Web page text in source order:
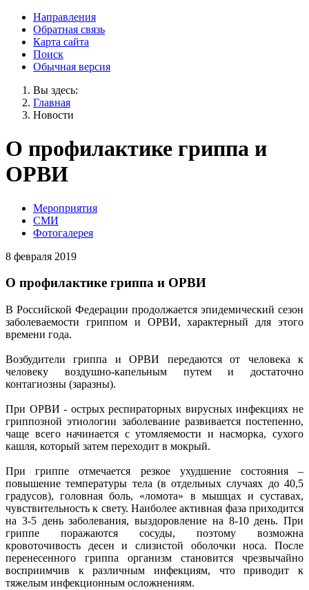
Направления
Обратная связь
Карта сайта
Поиск
Обычная версия
Вы здесь:
Главная
Новости
О профилактике гриппа и
ОРВИ
Мероприятия
СМИ
Фотогалерея
8 февраля 2019
О профилактике гриппа и ОРВИ
В Российской Федерации продолжается эпидемический сезон
заболеваемости гриппом и ОРВИ, характерный для этого
времени года.
Возбудители гриппа и ОРВИ передаются от человека к
человеку воздушно-капельным путем и достаточно
контагиозны (заразны).
При ОРВИ - острых респираторных вирусных инфекциях не
гриппозной этиологии заболевание развивается постепенно,
чаще всего начинается с утомляемости и насморка, сухого
кашля, который затем переходит в мокрый.
При гриппе отмечается резкое ухудшение состояния –
повышение температуры тела (в отдельных случаях до 40,5
градусов), головная боль, «ломота» в мышцах и суставах,
чувствительность к свету. Наиболее активная фаза приходится
на 3-5 день заболевания, выздоровление на 8-10 день. При
гриппе поражаются сосуды, поэтому возможна
кровоточивость десен и слизистой оболочки носа. После
перенесенного гриппа организм становится чрезвычайно
восприимчив к различным инфекциям, что приводит к
тяжелым инфекционным осложнениям.